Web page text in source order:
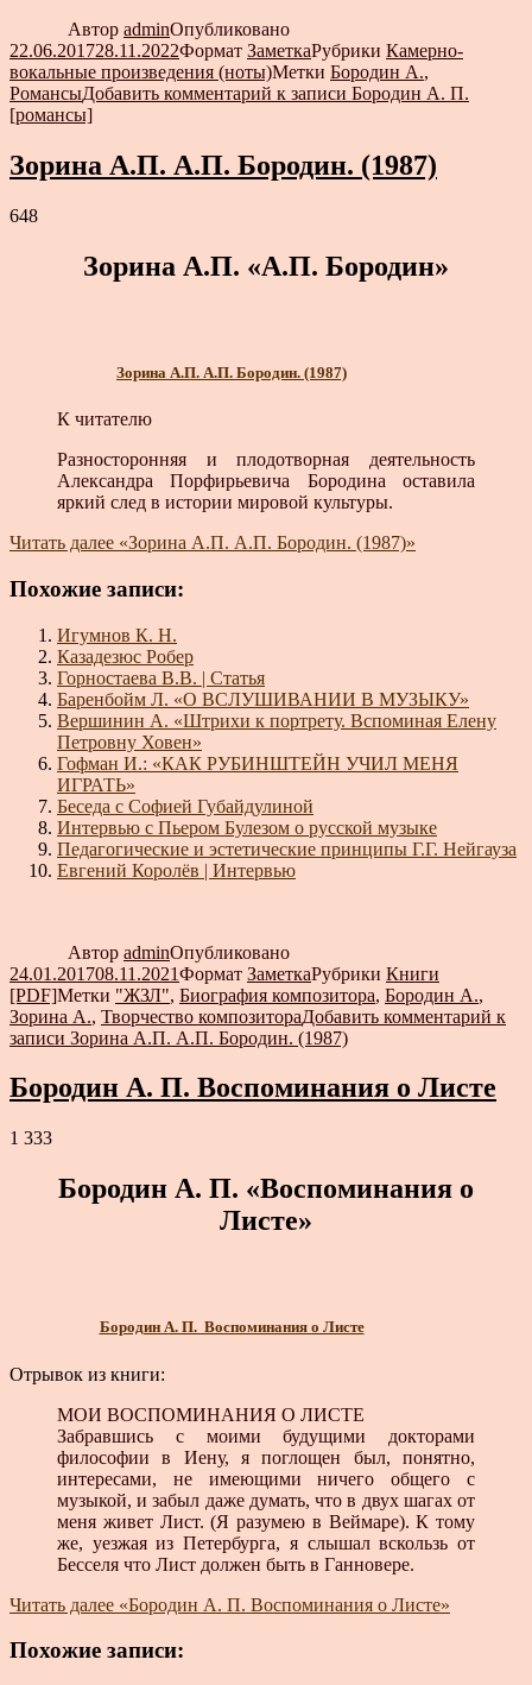
Автор adminОпубликовано
22.06.201728.11.2022Формат ЗаметкаРубрики Камерно-
вокальные произведения (ноты)Метки Бородин А.,
РомансыДобавить комментарий к записи Бородин А. П.
[романсы]
Зорина А.П. А.П. Бородин. (1987)
648
Зорина А.П. «А.П. Бородин»
Зорина А.П. А.П. Бородин. (1987)
К читателю
Разносторонняя и плодотворная деятельность
Александра Порфирьевича Бородина оставила
яркий след в истории мировой культуры.
Читать далее «Зорина А.П. А.П. Бородин. (1987)»
Похожие записи:
Игумнов К. Н.
Казадезюс Робер
Горностаева В.В. | Статья
Баренбойм Л. «О ВСЛУШИВАНИИ В МУЗЫКУ»
Вершинин А. «Штрихи к портрету. Вспоминая Елену
Петровну Ховен»
Гофман И.: «КАК РУБИНШТЕЙН УЧИЛ МЕНЯ
ИГРАТЬ»
Беседа с Софией Губайдулиной
Интервью с Пьером Булезом о русской музыке
Педагогические и эстетические принципы Г.Г. Нейгауза
Евгений Королёв | Интервью
Автор adminОпубликовано
24.01.201708.11.2021Формат ЗаметкаРубрики Книги
[PDF]Метки "ЖЗЛ", Биография композитора, Бородин А.,
Зорина А., Творчество композитораДобавить комментарий к
записи Зорина А.П. А.П. Бородин. (1987)
Бородин А. П. Воспоминания о Листе
1 333
Бородин А. П. «Воспоминания о
Листе»
Бородин А. П. Воспоминания о Листе
Отрывок из книги:
МОИ ВОСПОМИНАНИЯ О ЛИСТЕ
Забравшись с моими будущими докторами
философии в Иену, я поглощен был, понятно,
интересами, не имеющими ничего общего с
музыкой, и забыл даже думать, что в двух шагах от
меня живет Лист. (Я разумею в Веймаре). К тому
же, уезжая из Петербурга, я слышал вскользь от
Бесселя что Лист должен быть в Ганновере.
Читать далее «Бородин А. П. Воспоминания о Листе»
Похожие записи: